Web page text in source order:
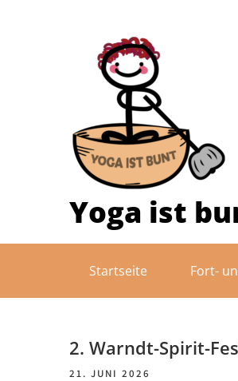
Yoga ist
Startseite Fort-
2. Warndt-Spirit-
21. JUNI 2026